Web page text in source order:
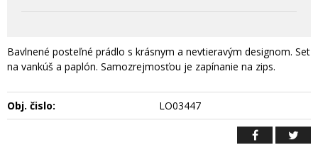
Bavlnené posteľné prádlo s krásnym a nevtieravým designom. Set
na vankúš a paplón. Samozrejmosťou je zapínanie na zips.
Obj. čislo: LO03447